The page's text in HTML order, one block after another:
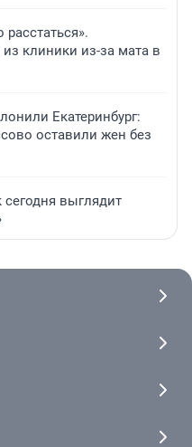
клиники из-за мата в
Екатеринбург:
оставили жен без
выглядит